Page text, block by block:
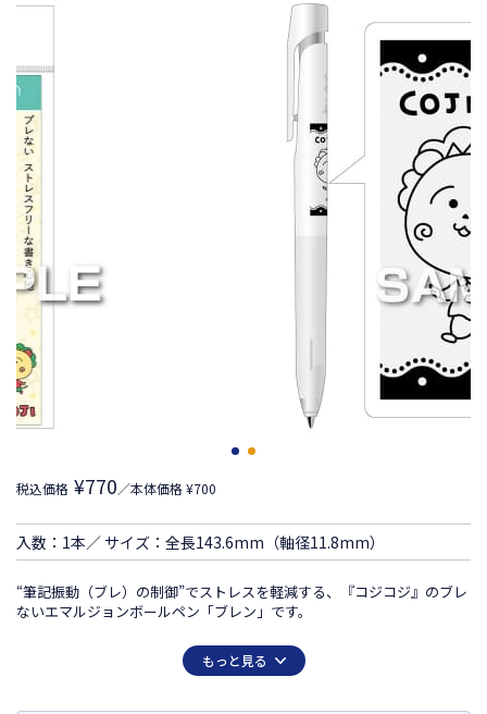
税込価格 ¥770／本体価格 ¥700
入数：1本／ サイズ：全長143.6mm（軸径11.8mm）
“筆記振動（ブレ）の制御”でストレスを軽減する、『コジコジ』のブレ
ないエマルジョンボールペン「ブレン」です。
この商品は日本国外での販売は許諾されておりません
MADE IN JAPAN
もっと見る